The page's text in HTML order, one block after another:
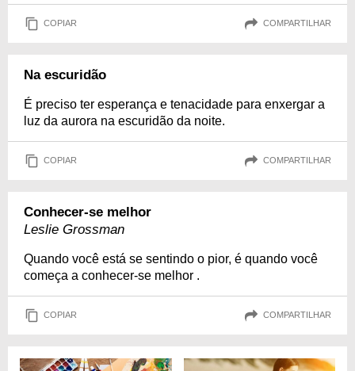
COPIAR COMPARTILHAR
Na escuridão
É preciso ter esperança e tenacidade para enxergar a
luz da aurora na escuridão da noite.
COPIAR COMPARTILHAR
Conhecer-se melhor
Leslie Grossman
Quando você está se sentindo o pior, é quando você
começa a conhecer-se melhor .
COPIAR COMPARTILHAR